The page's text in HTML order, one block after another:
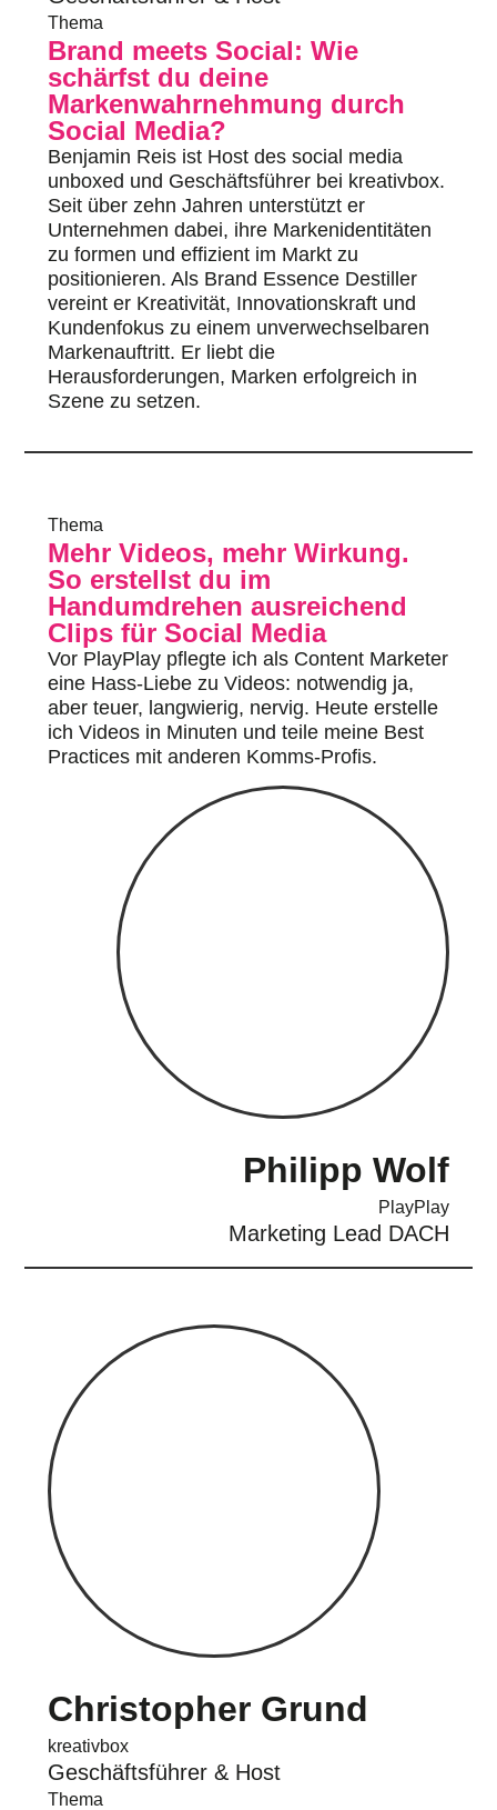
Thema
Brand meets Social: Wie
schärfst du deine
Markenwahrnehmung durch
Social Media?
Benjamin Reis ist Host des social media
unboxed und Geschäftsführer bei kreativbox.
Seit über zehn Jahren unterstützt er
Unternehmen dabei, ihre Markenidentitäten
zu formen und effizient im Markt zu
positionieren. Als Brand Essence Destiller
vereint er Kreativität, Innovationskraft und
Kundenfokus zu einem unverwechselbaren
Markenauftritt. Er liebt die
Herausforderungen, Marken erfolgreich in
Szene zu setzen.
Philipp Wolf
PlayPlay
Marketing Lead DACH
Thema
Mehr Videos, mehr Wirkung.
So erstellst du im
Handumdrehen ausreichend
Clips für Social Media
Vor PlayPlay pflegte ich als Content Marketer
eine Hass-Liebe zu Videos: notwendig ja,
aber teuer, langwierig, nervig. Heute erstelle
ich Videos in Minuten und teile meine Best
Practices mit anderen Komms-Profis.
Christopher Grund
kreativbox
Geschäftsführer & Host
Thema